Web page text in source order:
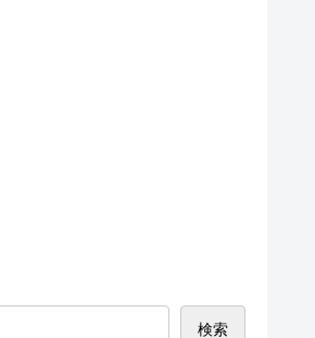
検索